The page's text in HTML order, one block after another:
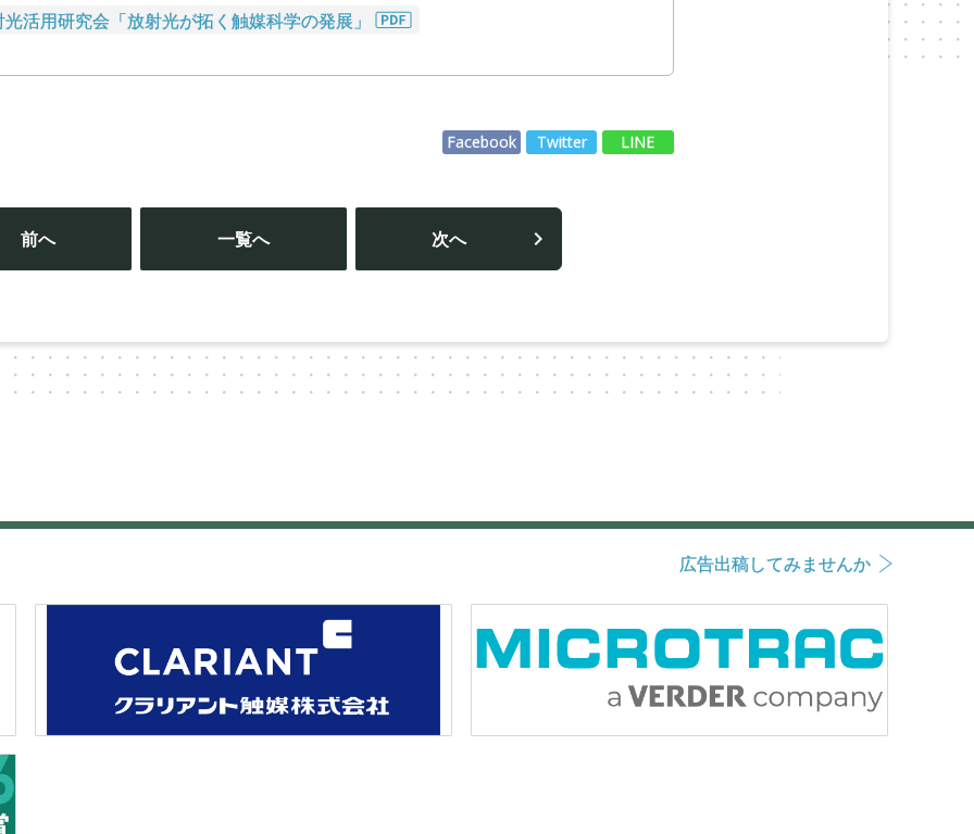
活用研究会「放射光が拓く触媒科学の発展」
Facebook Twitter LINE
投
稿
ナ
ビ
ョ
ン
前へ 一覧へ 次へ
広告出稿してみませんか